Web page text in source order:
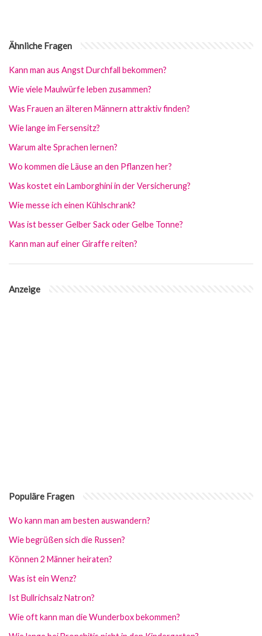
Ähnliche Fragen
Kann man aus Angst Durchfall bekommen?
Wie viele Maulwürfe leben zusammen?
Was Frauen an älteren Männern attraktiv finden?
Wie lange im Fersensitz?
Warum alte Sprachen lernen?
Wo kommen die Läuse an den Pflanzen her?
Was kostet ein Lamborghini in der Versicherung?
Wie messe ich einen Kühlschrank?
Was ist besser Gelber Sack oder Gelbe Tonne?
Kann man auf einer Giraffe reiten?
Anzeige
Populäre Fragen
Wo kann man am besten auswandern?
Wie begrüßen sich die Russen?
Können 2 Männer heiraten?
Was ist ein Wenz?
Ist Bullrichsalz Natron?
Wie oft kann man die Wunderbox bekommen?